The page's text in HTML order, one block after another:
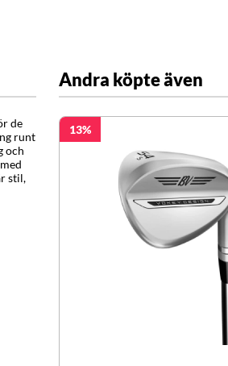
de
runt
och
stil,
Andra köpte även
13